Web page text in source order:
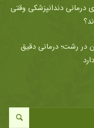
درمانی دندانپزشکی وقتی
در رشت؛ درمانی دقیق